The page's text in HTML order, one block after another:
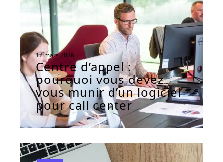
12 mars 2026
Centre d’appel :
pourquoi vous devez
vous munir d’un logiciel
pour call center